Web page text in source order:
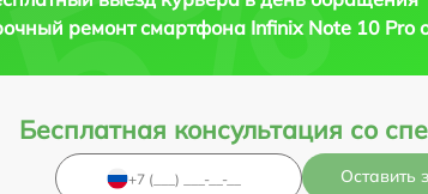
ремонтсмартфона Infinix Note 10 Pro
Бесплатная консультация со
Оставить